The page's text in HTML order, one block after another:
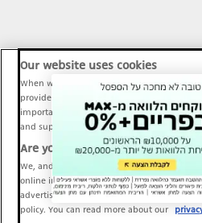
Our website uses cookies
When we provide Maariv, TMI and Sport1
provide social media features and to
important and necessary for our website
and support Maariv, TMI and Sport1 activity
Are you happy to accept cookies?
We, and our partners, use information
online interactions to improve our services
advertising for you. You can read more
policy. You can read more about our